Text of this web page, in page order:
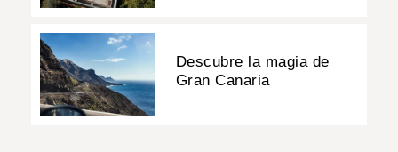
Descubre la magia de
Gran Canaria